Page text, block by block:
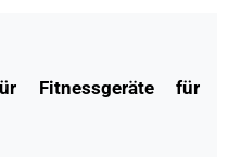
Fitnessgeräte für